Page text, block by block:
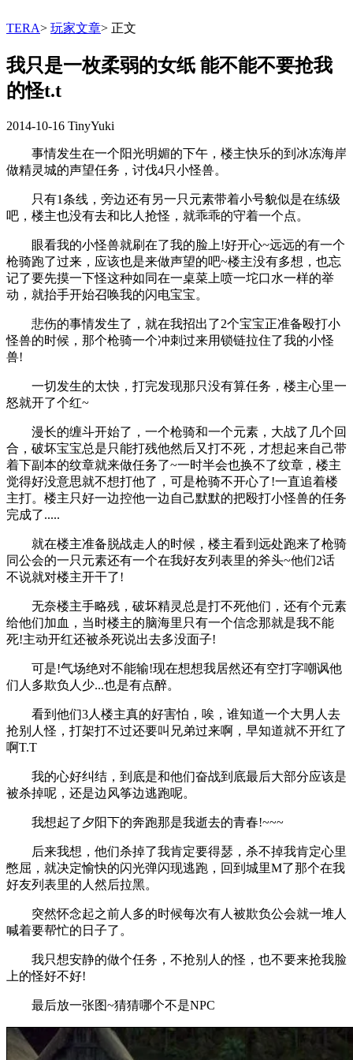
TERA> 玩家文章> 正文
我只是一枚柔弱的女纸 能不能不要抢我
的怪t.t
2014-10-16 TinyYuki
事情发生在一个阳光明媚的下午，楼主快乐的到冰冻海岸
做精灵城的声望任务，讨伐4只小怪兽。
只有1条线，旁边还有另一只元素带着小号貌似是在练级
吧，楼主也没有去和比人抢怪，就乖乖的守着一个点。
眼看我的小怪兽就刷在了我的脸上!好开心~远远的有一个
枪骑跑了过来，应该也是来做声望的吧~楼主没有多想，也忘
记了要先摸一下怪这种如同在一桌菜上喷一坨口水一样的举
动，就抬手开始召唤我的闪电宝宝。
悲伤的事情发生了，就在我招出了2个宝宝正准备殴打小
怪兽的时候，那个枪骑一个冲刺过来用锁链拉住了我的小怪
兽!
一切发生的太快，打完发现那只没有算任务，楼主心里一
怒就开了个红~
漫长的缠斗开始了，一个枪骑和一个元素，大战了几个回
合，破坏宝宝总是只能打残他然后又打不死，才想起来自己带
着下副本的纹章就来做任务了~一时半会也换不了纹章，楼主
觉得好没意思就不想打他了，可是枪骑不开心了!一直追着楼
主打。楼主只好一边控他一边自己默默的把殴打小怪兽的任务
完成了.....
就在楼主准备脱战走人的时候，楼主看到远处跑来了枪骑
同公会的一只元素还有一个在我好友列表里的斧头~他们2话
不说就对楼主开干了!
无奈楼主手略残，破坏精灵总是打不死他们，还有个元素
给他们加血，当时楼主的脑海里只有一个信念那就是我不能
死!主动开红还被杀死说出去多没面子!
可是!气场绝对不能输!现在想想我居然还有空打字嘲讽他
们人多欺负人少...也是有点醉。
看到他们3人楼主真的好害怕，唉，谁知道一个大男人去
抢别人怪，打架打不过还要叫兄弟过来啊，早知道就不开红了
啊T.T
我的心好纠结，到底是和他们奋战到底最后大部分应该是
被杀掉呢，还是边风筝边逃跑呢。
我想起了夕阳下的奔跑那是我逝去的青春!~~~
后来我想，他们杀掉了我肯定要得瑟，杀不掉我肯定心里
憋屈，就决定愉快的闪光弹闪现逃跑，回到城里M了那个在我
好友列表里的人然后拉黑。
突然怀念起之前人多的时候每次有人被欺负公会就一堆人
喊着要帮忙的日子了。
我只想安静的做个任务，不抢别人的怪，也不要来抢我脸
上的怪好不好!
最后放一张图~猜猜哪个不是NPC